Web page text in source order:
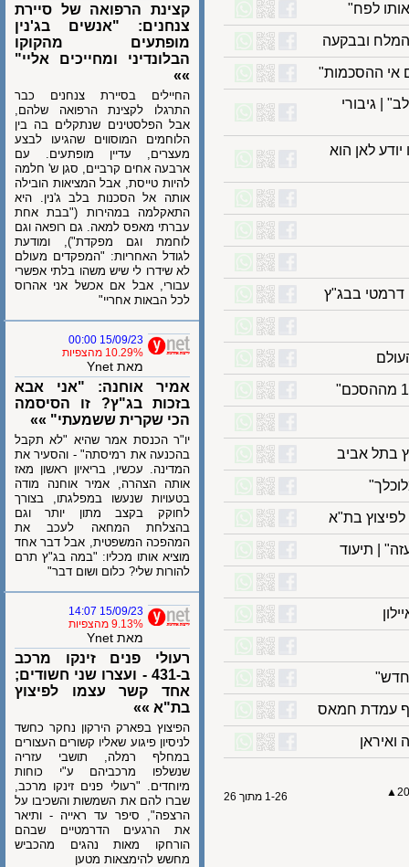
לפח"
ובבקעה
ההסכמות"
| גיבורי
לאן הוא
בבג"ץ
| תיעוד
עמדת חמאס
1-26 מתוך 26
קצינת הרפואה של סיירת
צנחנים: "אנשים בג'נין
מופתעים מהקוקו
הבלונדיני ומחייכים אליי"
החיילים בסיירת צנחנים כבר
התרגלו לקצינת הרפואה שלהם,
אבל הפלסטינים שנתקלים בה בין
הלוחמים המוסווים שהגיעו לבצע
מעצרים, עדיין מופתעים. עם
ארבעה אחים קרביים, סגן ש' חלמה
להיות טייסת, אבל המציאות הובילה
אותה אל הסכנות בלב ג'נין. היא
התאקלמה במהירות ("בבת אחת
עברתי מאפס למאה. גם רופאה וגם
לוחמת וגם מפקדת"), ומודעת
לגודל האחריות: "המפקדים מעולם
לא שידרו לי שיש משהו בלתי אפשרי
עבורי, אבל אם אכשל אני אהרוס
לכל הבאות אחריי"
15/09/23 00:00
10.29% מהצפיות
מאת Ynet
אמיר אוחנה: "אני אבא
בזכות בג"ץ? זו הסיסמה
הכי שקרית ששמעתי" »»
יו"ר הכנסת אמר שהיא "לא תקבל
בהכנעה את רמיסתה" - והסעיר את
המדינה. עכשיו, בריאיון ראשון מאז
אותה הצהרה, אמיר אוחנה מודה
בטעויות שנעשו במפלגתו, בצורך
לחוקק בקצב מתון יותר וגם
בהצלחת המחאה לעכב את
המהפכה המשפטית, אבל דבר אחד
מוציא אותו מכליו: "במה בג"ץ תרם
להורות שלי? כלום ושום דבר"
15/09/23 14:07
9.13% מהצפיות
מאת Ynet
רעולי פנים זינקו מרכב
ב-431 - ועצרו שני חשודים;
אחד קשר עצמו לפיצוץ
בת"א »»
הפיצוץ בפארק הירקון נחקר כחשד
לניסיון פיגוע שאליו קשורים העצורים
במחלף רמלה, תושבי עזריה
שנשלפו מרכביהם ע"י כוחות
מיוחדים. "רעולי פנים זינקו מרכב,
שברו להם את השמשות והשכיבו על
הרצפה", סיפר עד ראייה - ותיאר
את הרגעים הדרמטיים שבהם
הורחקו מאות נהגים מהכביש
מחשש להימצאות מטען